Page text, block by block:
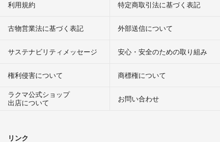
利用規約 特定商取引法に基づく表記
古物営業法に基づく表記 外部送信について
サステナビリティメッセージ 安心・安全のための取り組み
権利侵害について
商標権について
ラクマ公式ショップ
出店について
お問い合わせ
リンク